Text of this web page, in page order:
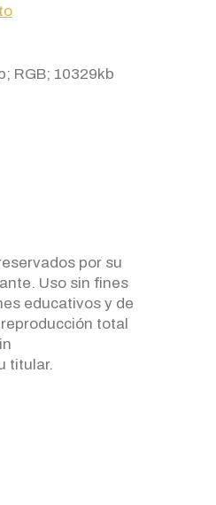
RGB; 10329kb
por su
Uso sin fines
educativos y de
total
titular.